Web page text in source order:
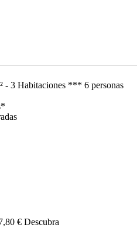
- 3 Habitaciones *** 6 personas
€ Descubra